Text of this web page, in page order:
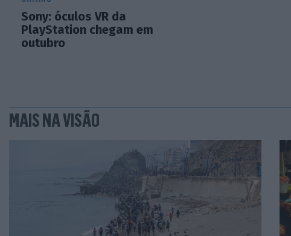
Sony: óculos VR da
PlayStation chegam em
outubro
MAIS NA VISÃO